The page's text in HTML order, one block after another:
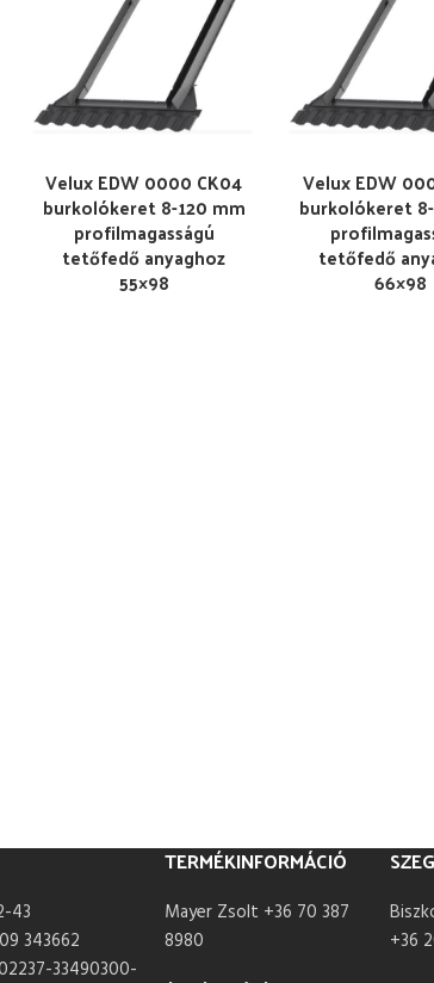
Velux EDW 0000 CK04
burkolókeret 8-120 mm
profilmagasságú
tetőfedő anyaghoz
55×98
Velux EDW
burkolókeret
tetőfedő
66×98
43
343662
33490300-
TERMÉKINFORMÁCIÓ
Mayer Zsolt +36 70 387
8980
+36